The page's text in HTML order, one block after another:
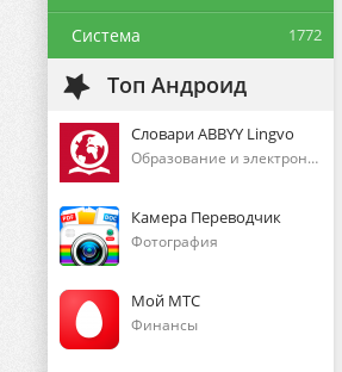
Система 1772
Топ Андроид
Словари ABBYY Lingvo
Образование и электронные книги
Камера Переводчик
Фотография
Мой МТС
Финансы